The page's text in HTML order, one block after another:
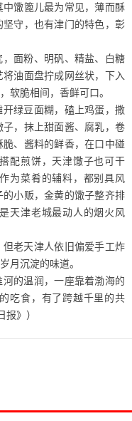
馓篦儿最为常见，薄而酥
守，也有津门的特色，彰
面粉、明矾、精盐、白糖
油面盘拧成网丝状，下入
软脆相间，香鲜可口。
绿豆面糊，磕上鸡蛋，撒
子，抹上甜面酱、腐乳，卷
、酱料的鲜香，在口中碰
配煎饼，天津馓子也可干
为菜肴的辅料，都别具风
小贩，金黄的馓子整齐排
天津老城最动人的烟火风
老天津人依旧偏爱手工炸
月沉淀的味道。
的温润，一座靠着渤海的
吃食，有了跨越千里的共
报》）